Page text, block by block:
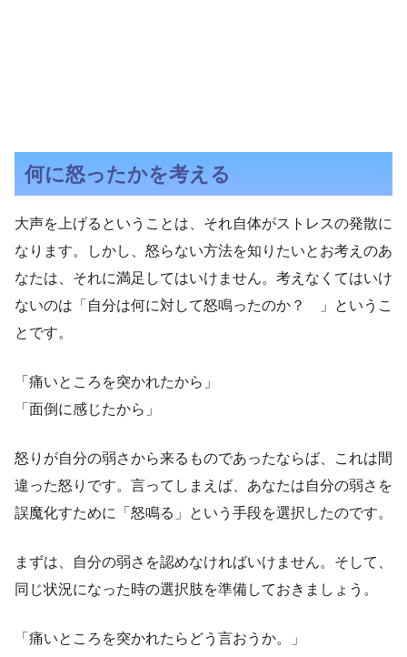
何に怒ったかを考える
大声を上げるということは、それ自体がストレスの発散に
なります。しかし、怒らない方法を知りたいとお考えのあ
なたは、それに満足してはいけません。考えなくてはいけ
ないのは「自分は何に対して怒鳴ったのか？ 」というこ
とです。
「痛いところを突かれたから」
「面倒に感じたから」
怒りが自分の弱さから来るものであったならば、これは間
違った怒りです。言ってしまえば、あなたは自分の弱さを
誤魔化すために「怒鳴る」という手段を選択したのです。
まずは、自分の弱さを認めなければいけません。そして、
同じ状況になった時の選択肢を準備しておきましょう。
「痛いところを突かれたらどう言おうか。」